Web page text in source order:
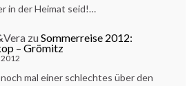
in der Heimat seid!…
zuSommerreise 2012:
– Grömitz
noch mal einer schlechtes über den